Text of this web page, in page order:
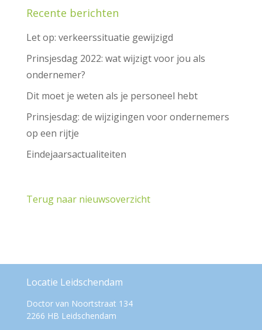
Recente berichten
Let op: verkeerssituatie gewijzigd
Prinsjesdag 2022: wat wijzigt voor jou als
ondernemer?
Dit moet je weten als je personeel hebt
Prinsjesdag: de wijzigingen voor ondernemers
op een rijtje
Eindejaarsactualiteiten
Terug naar nieuwsoverzicht
Locatie Leidschendam
Doctor van Noortstraat 134
2266 HB Leidschendam